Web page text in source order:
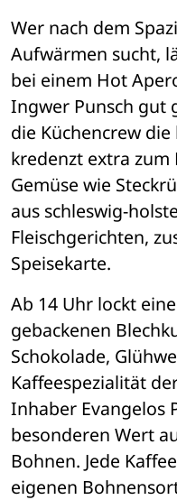
Wer nach dem
Aufwärmen sucht,
bei einem Hot
Ingwer Punsch gut
die Küchencrew
kredenzt extra
Gemüse wie
aus schleswig-
Fleischgerichten,
Speisekarte.
Ab 14 Uhr lockt
gebackenen
Schokolade,
Kaffeespezialität
Inhaber Evangelos
besonderen Wert
Bohnen. Jede
eigenen